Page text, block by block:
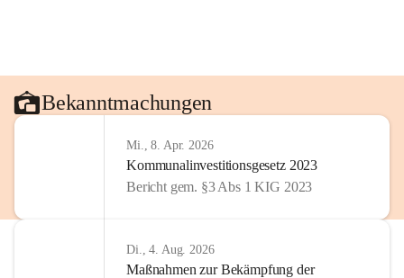
Bekanntmachungen
Mi., 8. Apr. 2026
Kommunalinvestitionsgesetz 2023
Bericht gem. §3 Abs 1 KIG 2023
Di., 4. Aug. 2026
Maßnahmen zur Bekämpfung der